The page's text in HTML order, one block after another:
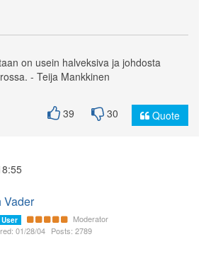
on usein halveksiva ja johdosta
- Teija Mankkinen
39 30 Quote
Vader
Moderator
01/28/04 Posts: 2789